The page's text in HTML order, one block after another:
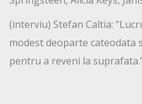
(interviu) Stefan Caltia:
modest deoparte cateodata
pentru a reveni la